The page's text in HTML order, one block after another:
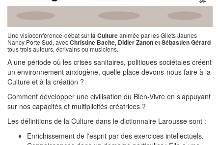
Une visioconférence-débat surla Cultureanimée par les Gilets Jaunes
Nancy Porte Sud, avecChristine Bache, Didier Zanon et Sébastien Gérard
tous trois auteurs, écrivains ou musiciens.
A une période où les crises sanitaires, politiques sociétales créent
un environnement anxiogène, quelle place devons-nous faire à la
Culture et à la création ?
Comment développer une civilisation du Bien-Vivre en s’appuyant
sur nos capacités et multiplicités créatrices ?
Les définitions de la Culture dans le dictionnaire Larousse sont :
Enrichissement de l'esprit par des exercices intellectuels.